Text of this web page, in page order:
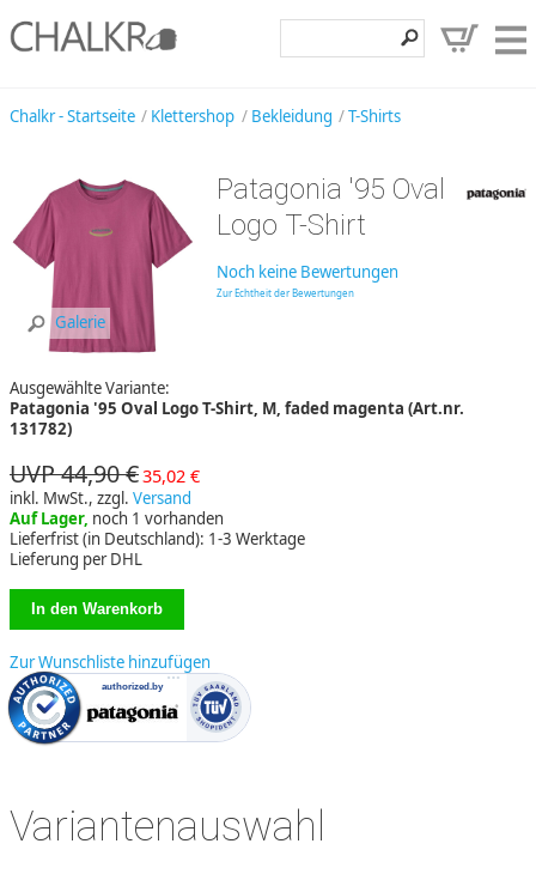
Entdecken
Chalkr - Startseite Klettershop Bekleidung T-Shirts
Galerie
Patagonia '95 Oval
Logo T-Shirt
Noch keine Bewertungen
Zur Echtheit der Bewertungen
Ausgewählte Variante:
Patagonia '95 Oval Logo T-Shirt, M, faded magenta (Art.nr.
131782)
UVP 44,90 €35,02 €
inkl. MwSt., zzgl. Versand
Auf Lager, noch 1 vorhanden
Lieferfrist (in Deutschland): 1-3 Werktage
Lieferung per DHL
Zur Wunschliste hinzufügen
Variantenauswahl